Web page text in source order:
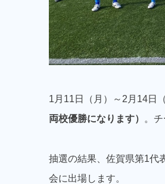
1月11日（月）～2月14日
両校優勝になります） 。
抽選の結果、佐賀県第1代
会に出場します。